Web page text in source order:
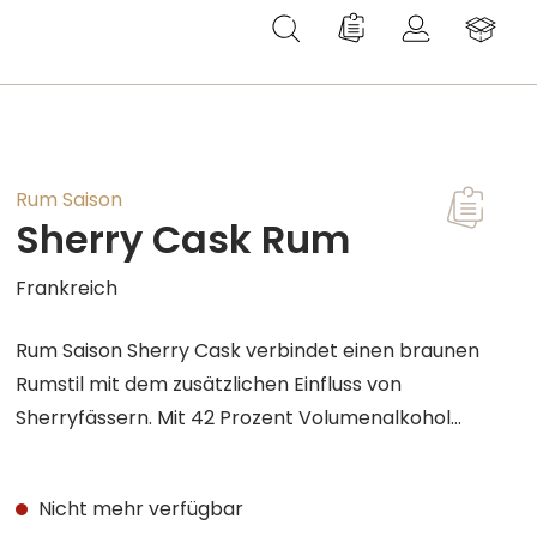
Du hast 0 Produkte
Rum Saison
Sherry Cask Rum
Frankreich
Rum Saison Sherry Cask verbindet einen braunen
Rumstil mit dem zusätzlichen Einfluss von
Sherryfässern. Mit 42 Prozent Volumenalkohol
mitbringt. Im Glas darf man Anklänge von
Nicht mehr verfügbar